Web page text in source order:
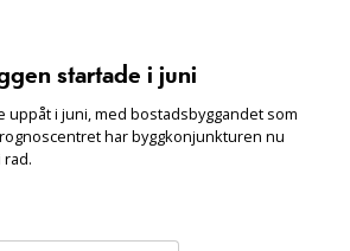
startade i juni
uppåt i juni, med bostadsbyggandet som
har byggkonjunkturen nu
rad.